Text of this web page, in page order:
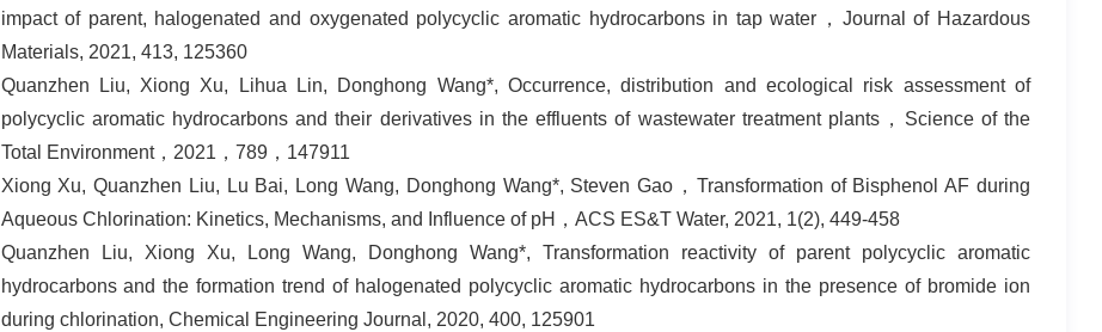
impact of parent, halogenated and oxygenated polycyclic aromatic hydrocarbons in tap water，Journal of Hazardous
Materials, 2021, 413, 125360
Quanzhen Liu, Xiong Xu, Lihua Lin, Donghong Wang*, Occurrence, distribution and ecological risk assessment of
polycyclic aromatic hydrocarbons and their derivatives in the effluents of wastewater treatment plants，Science of the
Total Environment，2021，789，147911
Xiong Xu, Quanzhen Liu, Lu Bai, Long Wang, Donghong Wang*, Steven Gao，Transformation of Bisphenol AF during
Aqueous Chlorination: Kinetics, Mechanisms, and Influence of pH，ACS ES&T Water, 2021, 1(2), 449-458
Quanzhen Liu, Xiong Xu, Long Wang, Donghong Wang*, Transformation reactivity of parent polycyclic aromatic
hydrocarbons and the formation trend of halogenated polycyclic aromatic hydrocarbons in the presence of bromide ion
during chlorination, Chemical Engineering Journal, 2020, 400, 125901